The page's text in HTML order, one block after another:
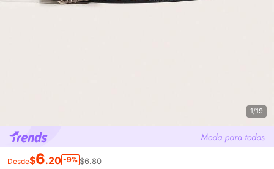
1/19
Desde$6.20 -9% $6.80